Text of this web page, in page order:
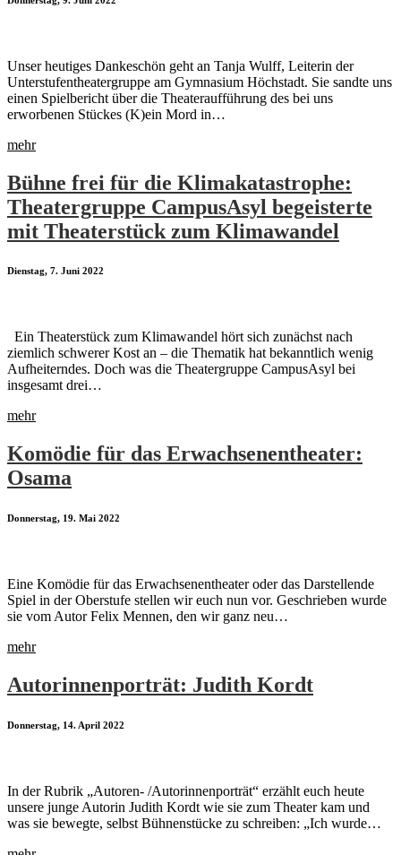
Unser heutiges Dankeschön geht an Tanja Wulff, Leiterin der
Unterstufentheatergruppe am Gymnasium Höchstadt. Sie sandte uns
einen Spielbericht über die Theateraufführung des bei uns
erworbenen Stückes (K)ein Mord in…
mehr
Bühne frei für die Klimakatastrophe:
Theatergruppe CampusAsyl begeisterte
mit Theaterstück zum Klimawandel
Dienstag, 7. Juni 2022
Ein Theaterstück zum Klimawandel hört sich zunächst nach
ziemlich schwerer Kost an – die Thematik hat bekanntlich wenig
Aufheiterndes. Doch was die Theatergruppe CampusAsyl bei
insgesamt drei…
mehr
Komödie für das Erwachsenentheater:
Osama
Donnerstag, 19. Mai 2022
Eine Komödie für das Erwachsenentheater oder das Darstellende
Spiel in der Oberstufe stellen wir euch nun vor. Geschrieben wurde
sie vom Autor Felix Mennen, den wir ganz neu…
mehr
Autorinnenporträt: Judith Kordt
Donnerstag, 14. April 2022
In der Rubrik „Autoren- /Autorinnenporträt“ erzählt euch heute
unsere junge Autorin Judith Kordt wie sie zum Theater kam und
was sie bewegte, selbst Bühnenstücke zu schreiben: „Ich wurde…